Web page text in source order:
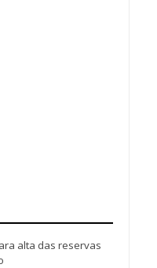
alta das reservas